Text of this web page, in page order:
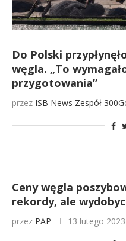
Do Polski
węgla. „To
przygotowania”
przez ISB News Zespół
Ceny węgla
rekordy, ale
przez PAP 13 lutego 2023